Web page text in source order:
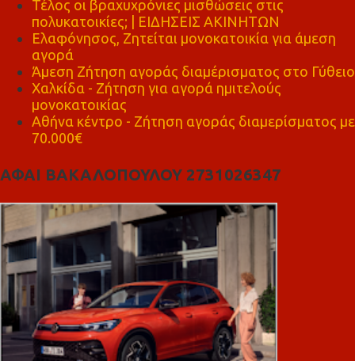
Τέλος οι βραχυχρόνιες μισθώσεις στις
πολυκατοικίες; | ΕΙΔΗΣΕΙΣ ΑΚΙΝΗΤΩΝ
Ελαφόνησος, Ζητείται μονοκατοικία για άμεση
αγορά
Άμεση Ζήτηση αγοράς διαμέρισματος στο Γύθειο
Χαλκίδα - Ζήτηση για αγορά ημιτελούς
μονοκατοικίας
Αθήνα κέντρο - Ζήτηση αγοράς διαμερίσματος με
70.000€
ΑΦΑΙ ΒΑΚΑΛΟΠΟΥΛΟΥ 2731026347